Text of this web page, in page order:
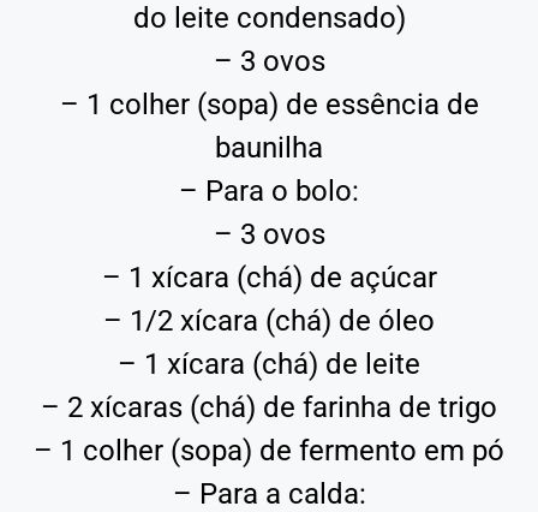
do leite condensado)
– 3 ovos
– 1 colher (sopa) de essência de
baunilha
– Para o bolo:
– 3 ovos
– 1 xícara (chá) de açúcar
– 1/2 xícara (chá) de óleo
– 1 xícara (chá) de leite
– 2 xícaras (chá) de farinha de trigo
– 1 colher (sopa) de fermento em pó
– Para a calda: